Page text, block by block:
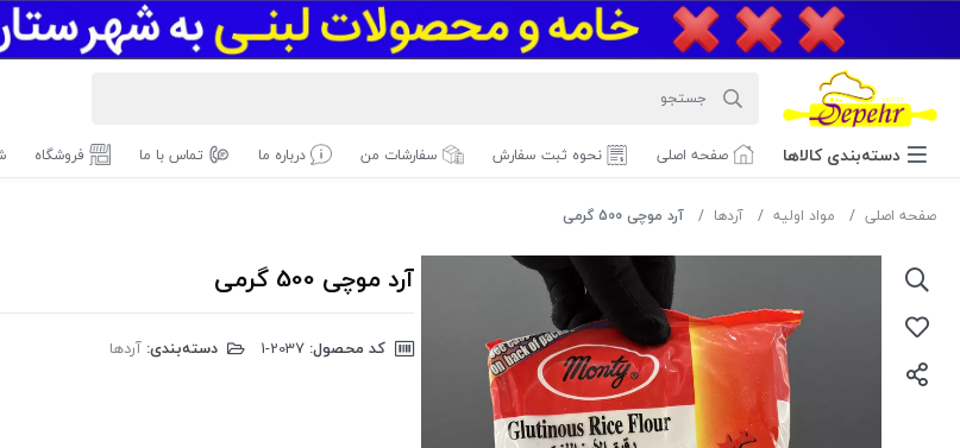
دسته‌بندی‌ کالاها صفحه اصلی نحوه ثبت سفارش سفارشات من درباره ما تماس با ما فروشگاه
صفحه اصلی مواد اولیه آردها آرد موچی 500 گرمی
آرد موچی 500 گرمی
کد محصول: دسته‌بندی: آردها